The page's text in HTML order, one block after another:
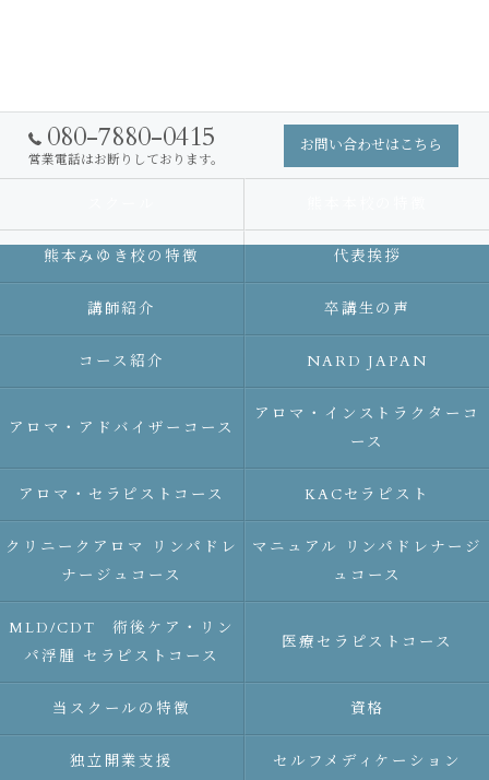
080-7880-0415
営業電話はお断りしております。
お問い合わせはこちら
熊本みゆき校の特徴 代表挨拶
講師紹介 卒講生の声
コース紹介 NARD JAPAN
アロマ・アドバイザーコース
アロマ・インストラクターコ
ース
アロマ・セラピストコース KACセラピスト
クリニークアロマ リンパドレ
ナージュコース
マニュアル リンパドレナージ
ュコース
MLD/CDT 術後ケア・リン
パ浮腫 セラピストコース
医療セラピストコース
当スクールの特徴 資格
独立開業支援 セルフメディケーション